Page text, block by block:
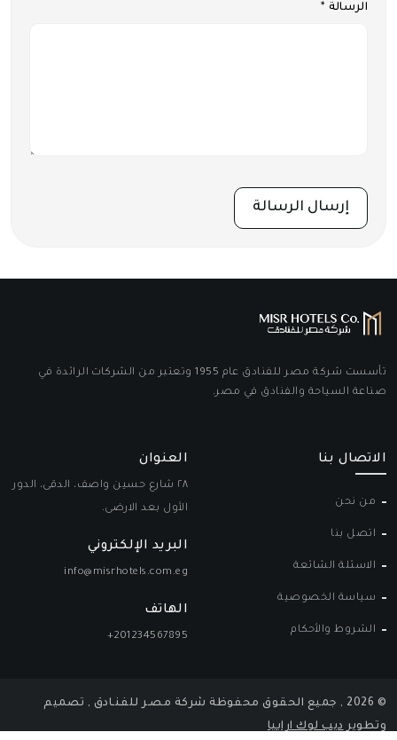
الرسالة *
إرسال الرسالة
تأسست شركة مصر للفنادق عام 1955 وتعتبر من الشركات الرائدة في
صناعة السياحة والفنادق في مصر.
الاتصال بنا
من نحن
اتصل بنا
الاسئلة الشائعة
سياسة الخصوصية
الشروط والأحكام
العنوان
٢٨ شارع حسين واصف، الدقى، الدور
الأول بعد الارضى.
البريد الإلكتروني
info@misrhotels.com.eg
الهاتف
+201234567895
© 2026 , جميع الحقوق محفوظة شركة مصـر للفنـادق , تصميم
وتطوير ديب لوك ارابيا